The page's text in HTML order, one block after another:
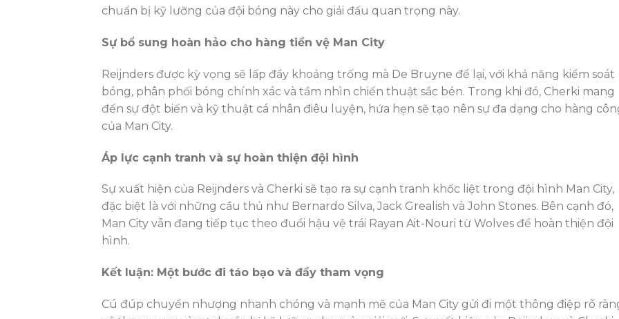
chuẩn bị kỹ lưỡng của đội bóng này cho giải đấu quan trọng này.
Sự bổ sung hoàn hảo cho hàng tiền vệ Man City
Reijnders được kỳ vọng sẽ lấp đầy khoảng trống mà De Bruyne để lại, với khả năng kiểm soát
bóng, phân phối bóng chính xác và tầm nhìn chiến thuật sắc bén. Trong khi đó, Cherki mang
đến sự đột biến và kỹ thuật cá nhân điêu luyện, hứa hẹn sẽ tạo nên sự đa dạng cho hàng
của Man City.
Áp lực cạnh tranh và sự hoàn thiện đội hình
Sự xuất hiện của Reijnders và Cherki sẽ tạo ra sự cạnh tranh khốc liệt trong đội hình Man City,
đặc biệt là với những cầu thủ như Bernardo Silva, Jack Grealish và John Stones. Bên cạnh đó,
Man City vẫn đang tiếp tục theo đuổi hậu vệ trái Rayan Ait-Nouri từ Wolves để hoàn thiện đội
hình.
Kết luận: Một bước đi táo bạo và đầy tham vọng
Cú đúp chuyển nhượng nhanh chóng và mạnh mẽ của Man City gửi đi một thông điệp rõ